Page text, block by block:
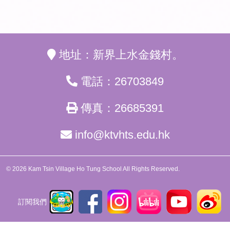
地址：新界上水金錢村。
電話：26703849
傳真：26685391
info@ktvhts.edu.hk
© 2026 Kam Tsin Village Ho Tung School All Rights Reserved.
訂閱我們